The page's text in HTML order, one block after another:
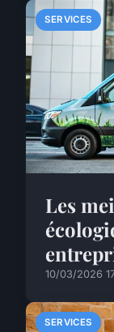
SERVICES
Les
10/03/2026
SERVICES